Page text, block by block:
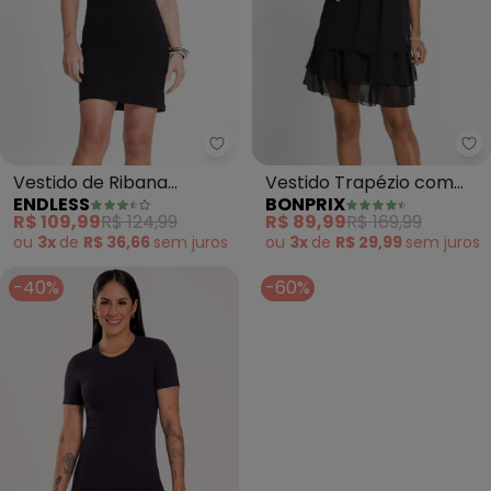
Endless - Vestido de Ribana
Vestido de Ribana
Canelado Feminino
(Preto)
ENDLESS
R$ 109,99R$ 124,99
ou 3x de R$ 36,66 sem juros
Vestido Trapézio com
Babados (Preto)
BONPRIX
R$ 89,99R$ 169,99
ou 3x de R$ 29,99 sem juros
-40% -60%